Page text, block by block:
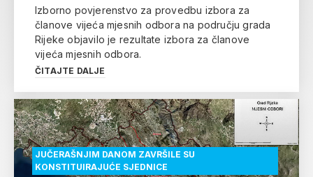
Izborno povjerenstvo za provedbu izbora za
članove vijeća mjesnih odbora na području grada
Rijeke objavilo je rezultate izbora za članove
vijeća mjesnih odbora.
ČITAJTE DALJE
JUČERAŠNJIM DANOM ZAVRŠILE SU
KONSTITUIRAJUĆE SJEDNICE